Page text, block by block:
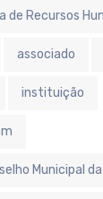
de Recursos
associado
instituição
Municipal